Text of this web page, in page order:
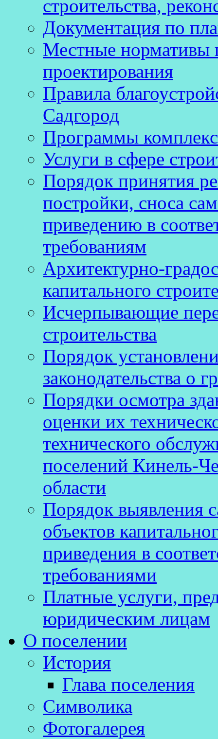
строительства,
Документация по
Местные нормативы
проектирования
Правила
Садгород
Программы
Услуги в сфере
Порядок принятия
постройки, сноса
приведению в
требованиям
Архитектурно-
капитального
Исчерпывающие
строительства
Порядок
законодательства о
Порядки осмотра
оценки их
технического
поселений Кинель-
области
Порядок выявления
объектов
приведения в
требованиями
Платные услуги,
юридическим лицам
О поселении
История
Глава поселения
Символика
Фотогалерея